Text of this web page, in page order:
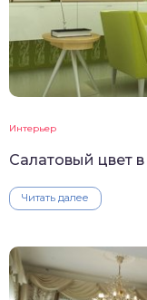
Интерьер
Салатовый цвет
Читать далее